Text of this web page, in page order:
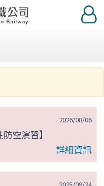
登
入
2026/08/06
空演習】
詳細資訊